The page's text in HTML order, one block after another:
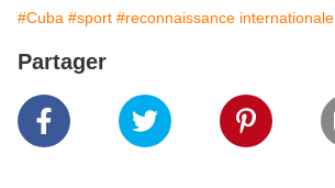
#Cuba #sport #reconnaissance internationale
Partager